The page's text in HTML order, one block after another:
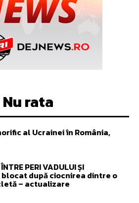
Nu rata
al Ucrainei în România,
PERI VADULUI ȘI
blocat după ciocnirea dintre o
– actualizare